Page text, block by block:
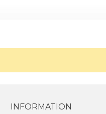
INFORMATION